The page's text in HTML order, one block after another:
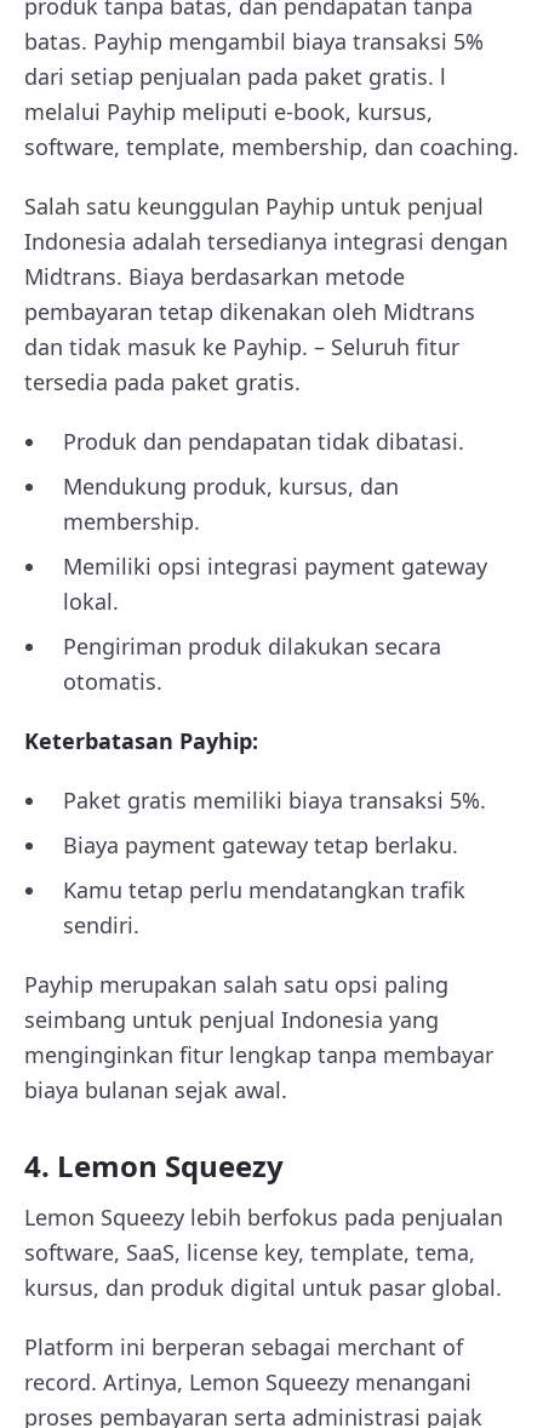
produk tanpa batas, dan pendapatan tanpa
batas. Payhip mengambil biaya transaksi 5%
dari setiap penjualan pada paket gratis. l
melalui Payhip meliputi e-book, kursus,
software, template, membership, dan coaching.
Salah satu keunggulan Payhip untuk penjual
Indonesia adalah tersedianya integrasi dengan
Midtrans. Biaya berdasarkan metode
pembayaran tetap dikenakan oleh Midtrans
dan tidak masuk ke Payhip. – Seluruh fitur
tersedia pada paket gratis.
Produk dan pendapatan tidak dibatasi.
Mendukung produk, kursus, dan
membership.
Memiliki opsi integrasi payment gateway
lokal.
Pengiriman produk dilakukan secara
otomatis.
Keterbatasan Payhip:
Paket gratis memiliki biaya transaksi 5%.
Biaya payment gateway tetap berlaku.
Kamu tetap perlu mendatangkan trafik
sendiri.
Payhip merupakan salah satu opsi paling
seimbang untuk penjual Indonesia yang
menginginkan fitur lengkap tanpa membayar
biaya bulanan sejak awal.
4. Lemon Squeezy
Lemon Squeezy lebih berfokus pada penjualan
software, SaaS, license key, template, tema,
kursus, dan produk digital untuk pasar global.
Platform ini berperan sebagai merchant of
record. Artinya, Lemon Squeezy menangani
proses pembayaran serta administrasi pajak